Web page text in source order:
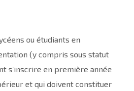
ou étudiants en
(y compris sous statut
s’inscrire en première année
et qui doivent constituer